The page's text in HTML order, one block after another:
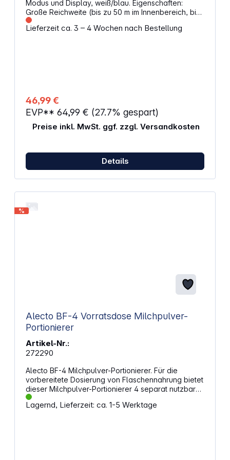
Modus und Display, weiß/blau. Eigenschaften:
Große Reichweite (bis zu 50 m im Innenbereich, bis
zu 300 m im Außenbereich) 100 % störungsfreie und
sichere Verbindung Lange Standby-Zeit (bis zu 48
Lieferzeit ca. 3 – 4 Wochen nach Bestellung
46,99 €
EVP** 64,99 € (27.7% gespart)
Preise inkl. MwSt. ggf. zzgl. Versandkosten
Details
%
Alecto BF-4 Vorratsdose Milchpulver-
Portionierer
Artikel-Nr.:
272290
Alecto BF-4 Milchpulver-Portionierer. Für die
vorbereitete Dosierung von Flaschennahrung bietet
dieser Milchpulver-Portionierer 4 separat nutzbare
Behälter mit je 100 ml Fassungsvermögen. Die
Portionen lassen sich für den Tag übersichtlich
Lagernd, Lieferzeit: ca. 1-5 Werktage